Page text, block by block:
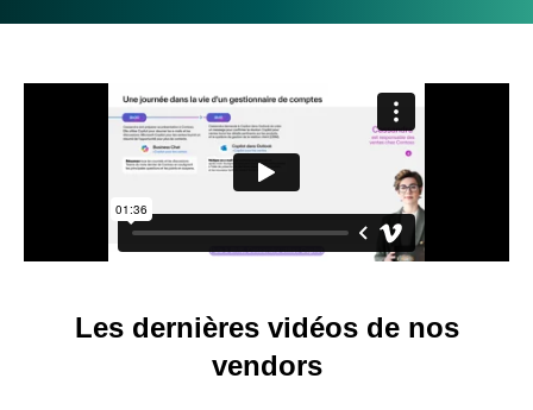
Les dernières vidéos de nos
vendors